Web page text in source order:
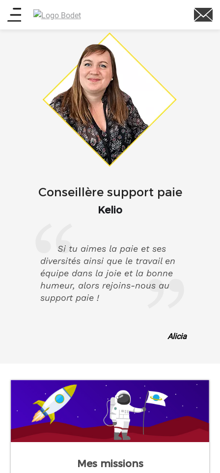
contenu
Main
menu
Conseillère support paie
Kelio
Si tu aimes la paie et ses
diversités ainsi que le travail en
équipe dans la joie et la bonne
humeur, alors rejoins-nous au
support paie !
Alicia
Mes missions